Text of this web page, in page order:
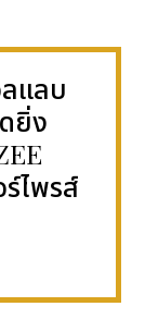
แลบ
ยิ่ง
ไพรส์